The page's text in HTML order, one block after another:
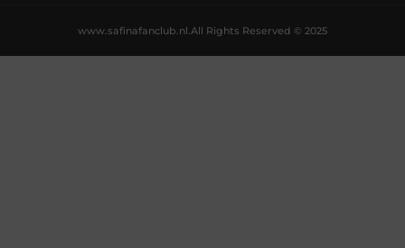
All Rights Reserved © 2025
www.safinafanclub.nl.